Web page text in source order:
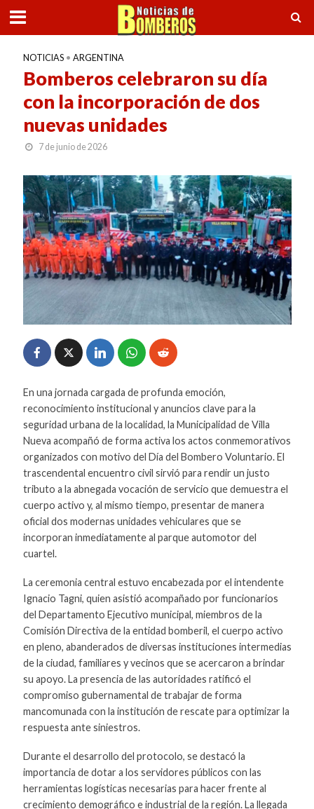
NOTICIAS • ARGENTINA
Bomberos celebraron su día
con la incorporación de dos
nuevas unidades
7 de junio de 2026
En una jornada cargada de profunda emoción,
reconocimiento institucional y anuncios clave para la
seguridad urbana de la localidad, la Municipalidad de Villa
Nueva acompañó de forma activa los actos conmemorativos
organizados con motivo del Día del Bombero Voluntario. El
trascendental encuentro civil sirvió para rendir un justo
tributo a la abnegada vocación de servicio que demuestra el
cuerpo activo y, al mismo tiempo, presentar de manera
oficial dos modernas unidades vehiculares que se
incorporan inmediatamente al parque automotor del
cuartel.
La ceremonia central estuvo encabezada por el intendente
Ignacio Tagni, quien asistió acompañado por funcionarios
del Departamento Ejecutivo municipal, miembros de la
Comisión Directiva de la entidad bomberil, el cuerpo activo
en pleno, abanderados de diversas instituciones intermedias
de la ciudad, familiares y vecinos que se acercaron a brindar
su apoyo. La presencia de las autoridades ratificó el
compromiso gubernamental de trabajar de forma
mancomunada con la institución de rescate para optimizar la
respuesta ante siniestros.
Durante el desarrollo del protocolo, se destacó la
importancia de dotar a los servidores públicos con las
herramientas logísticas necesarias para hacer frente al
crecimiento demográfico e industrial de la región. La llegada